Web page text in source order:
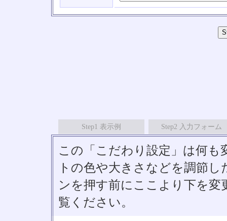
Step1 表示例 Step2 入力フォーム
この「こだわり設定」は何
トの色や大きさなどを調節
ンを押す前にここより下を
覧ください。